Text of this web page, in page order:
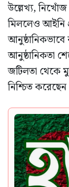
উল্লেখ্য, নিখোঁজ
মিললেও আইনি
আনুষ্ঠানিকভাবে
আনুষ্ঠানিকতা
জটিলতা থেকে
নিশ্চিত